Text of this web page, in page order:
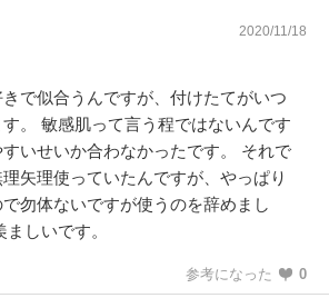
2020/11/18
で似合うんですが、付けたてがいつ
。 敏感肌って言う程ではないんです
いせいか合わなかったです。 それで
矢理使っていたんですが、やっぱり
勿体ないですが使うのを辞めまし
しいです。
参考になった 0